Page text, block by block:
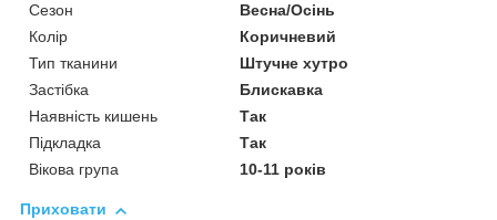
Сезон
Весна/Осінь
Колір
Коричневий
Тип тканини
Штучне хутро
Застібка
Блискавка
Наявність кишень
Так
Підкладка
Так
Вікова група
10-11 років
Приховати